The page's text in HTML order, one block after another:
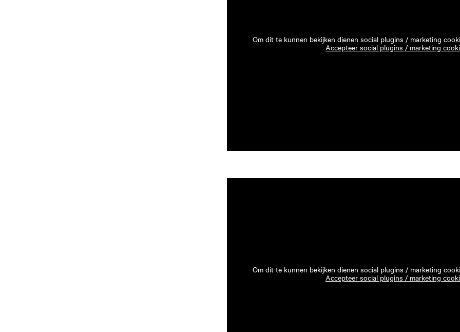
Om dit te kunnen bekijken dienen social plugins / marketing
Accepteer social plugins / marketing
Om dit te kunnen bekijken dienen social plugins / marketing
Accepteer social plugins / marketing